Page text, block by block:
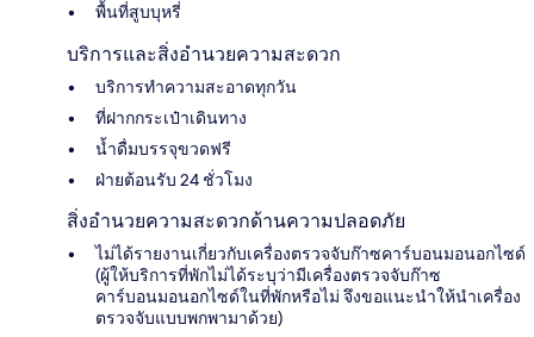
พื้นที่สูบบุหรี่
บริการและสิ่งอำนวยความสะดวก
บริการทำความสะอาดทุกวัน
ที่ฝากกระเป๋าเดินทาง
น้ำดื่มบรรจุขวดฟรี
ฝ่ายต้อนรับ 24 ชั่วโมง
สิ่งอำนวยความสะดวกด้านความปลอดภัย
ไม่ได้รายงานเกี่ยวกับเครื่องตรวจจับก๊าซคาร์บอนมอนอกไซด์
(ผู้ให้บริการที่พักไม่ได้ระบุว่ามีเครื่องตรวจจับก๊าซ
คาร์บอนมอนอกไซด์ในที่พักหรือไม่ จึงขอแนะนำให้นำเครื่อง
ตรวจจับแบบพกพามาด้วย)